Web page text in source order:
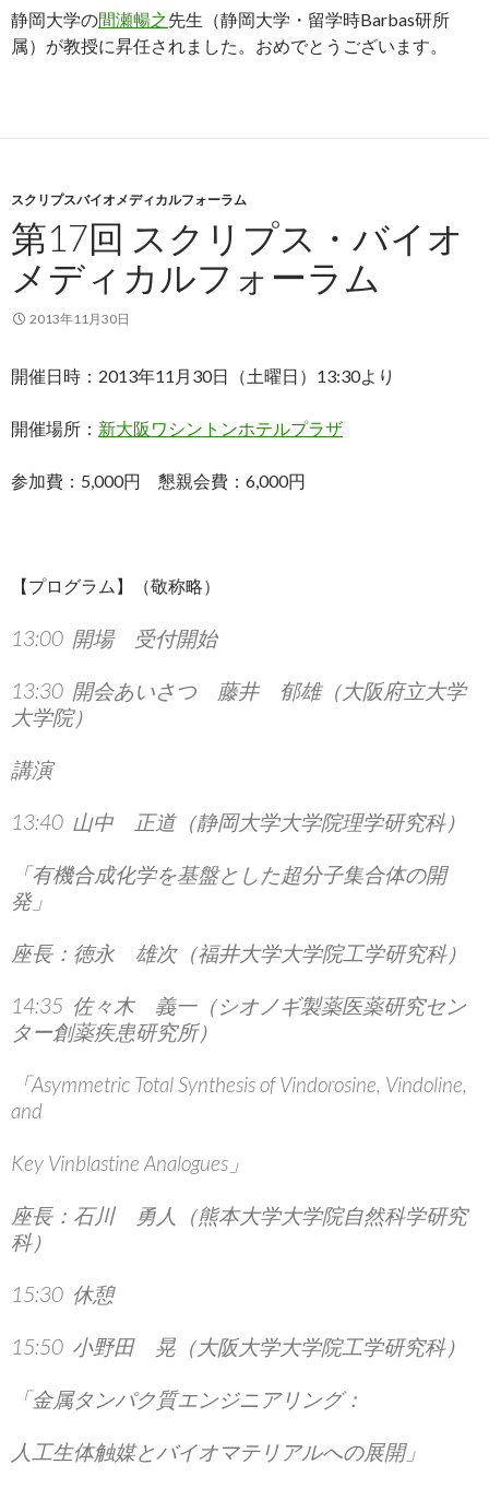
静岡大学の間瀬暢之先生（静岡大学・留学時Barbas研所
属）が教授に昇任されました。おめでとうございます。
スクリプスバイオメディカルフォーラム
第17回 スクリプス・バイオ
メディカルフォーラム
2013年11月30日
開催日時：2013年11月30日（土曜日）13:30より
開催場所： 新大阪ワシントンホテルプラザ
参加費：5,000円 懇親会費：6,000円
【プログラム】（敬称略）
13:00 開場 受付開始
13:30 開会あいさつ 藤井 郁雄（大阪府立大学
大学院）
講演
13:40 山中 正道（静岡大学大学院理学研究科）
「有機合成化学を基盤とした超分子集合体の開
発」
座長：徳永 雄次（福井大学大学院工学研究科）
14:35 佐々木 義一（シオノギ製薬医薬研究セン
ター創薬疾患研究所）
「Asymmetric Total Synthesis of Vindorosine, Vindoline,
and
Key Vinblastine Analogues」
座長：石川 勇人（熊本大学大学院自然科学研究
科）
15:30 休憩
15:50 小野田 晃（大阪大学大学院工学研究科）
「金属タンパク質エンジニアリング：
人工生体触媒とバイオマテリアルへの展開」